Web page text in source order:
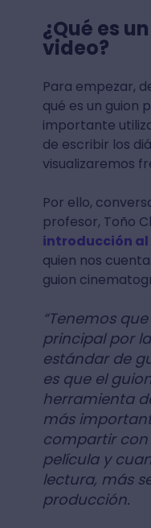
¿Qué es
video?
Para empezar,
qué es un guion
importante
de escribir los
visualizaremos
Por ello,
profesor, Toño
introducción
quien nos
guion
“Tenemos
principal por
estándar de
es que el
herramienta
más
compartir
película y
lectura, más
producción.